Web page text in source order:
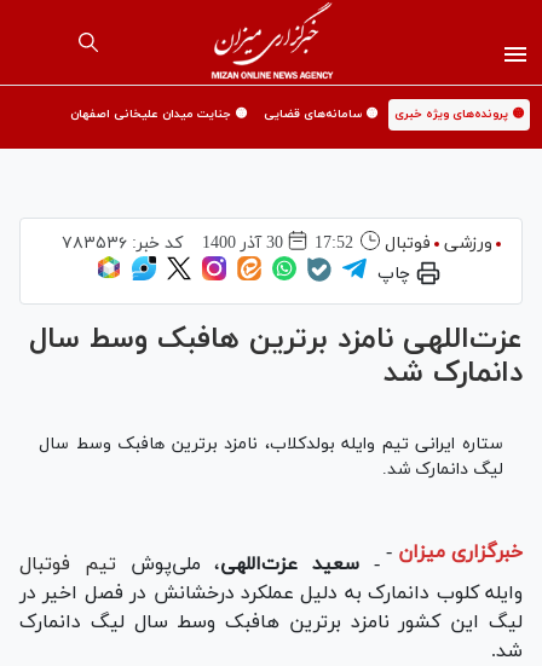
🟡 پرونده‌های ویژه خبری 🟡 سامانه‌های قضایی 🟡 جنایت میدان علیخانی اصفهان
ورزشی فوتبال 17:52 30 آذر 1400 کد خبر:۷۸۳۵۳۶
چاپ
عزت‌اللهی نامزد برترین هافبک وسط سال
دانمارک شد
ستاره ایرانی تیم وایله بولدکلاب، نامزد برترین هافبک وسط سال
لیگ دانمارک شد.
خبرگزاری میزان -
- سعید عزت‌اللهی، ملی‌پوش تیم فوتبال
وایله کلوب دانمارک به دلیل عملکرد درخشانش در فصل اخیر در
لیگ این کشور نامزد برترین هافبک وسط سال لیگ دانمارک
شد.